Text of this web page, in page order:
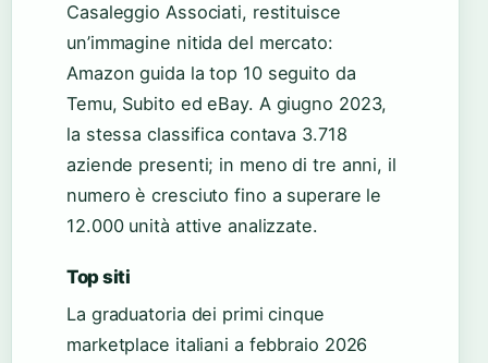
Casaleggio Associati, restituisce
un’immagine nitida del mercato:
Amazon guida la top 10 seguito da
Temu, Subito ed eBay. A giugno 2023,
la stessa classifica contava 3.718
aziende presenti; in meno di tre anni, il
numero è cresciuto fino a superare le
12.000 unità attive analizzate.
Top siti
La graduatoria dei primi cinque
marketplace italiani a febbraio 2026